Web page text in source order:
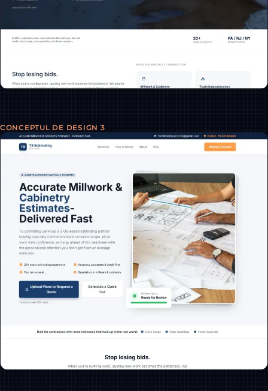
CONCEPTUL DE DESIGN 3